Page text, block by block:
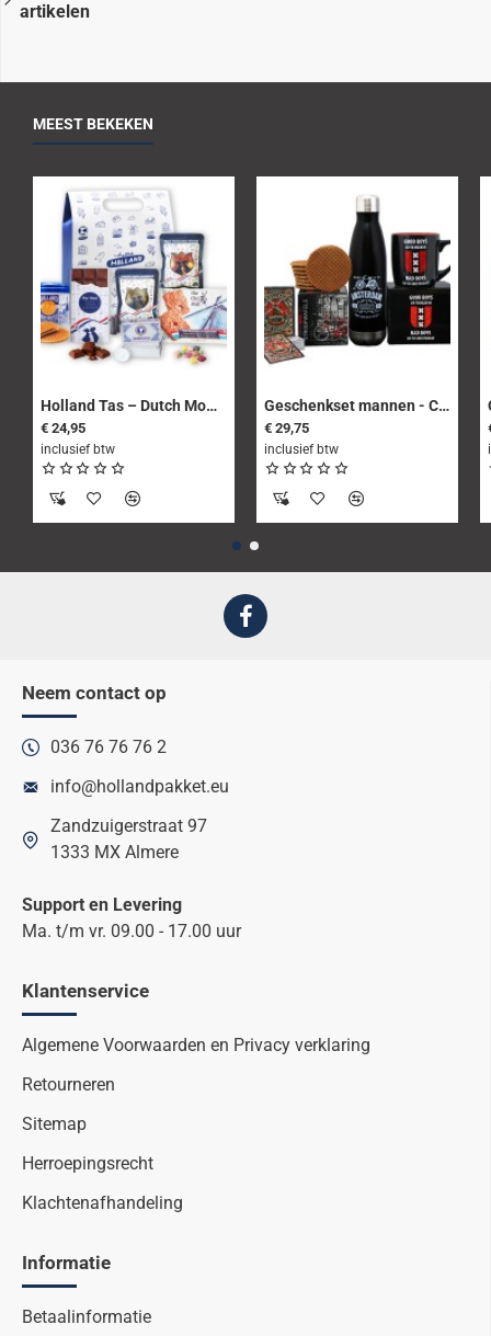
artikelen
MEEST BEKEKEN
Holland Tas – Dutch Moment - Cadeaupakket met o.m. Stroopwafels - Mokumdrop - Oud Hollandse koekjes
€ 24,95
inclusief btw
Geschenkset mannen - Cadeau voor man - met Mok Good Boys go to Heaven Bad Boys go to Amsterdam
€ 29,75
inclusief btw
Neem contact op
036 76 76 76 2
info@hollandpakket.eu
Zandzuigerstraat 97
1333 MX Almere
Support en Levering
Ma. t/m vr. 09.00 - 17.00 uur
Klantenservice
Algemene Voorwaarden en Privacy verklaring
Retourneren
Sitemap
Herroepingsrecht
Klachtenafhandeling
Informatie
Betaalinformatie